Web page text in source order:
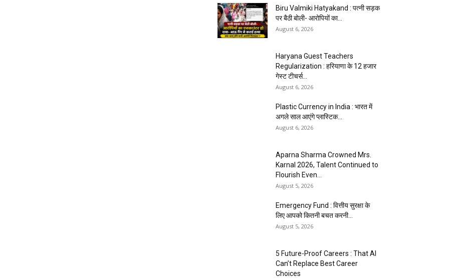
Biru Valmiki Hatyakand : पत्नी सड़क
पर बैठी बोली- आरोपियों का...
August 6, 2026
Haryana Guest Teachers
Regularization : हरियाणा के 12 हजार
गेस्ट टीचर्स...
August 6, 2026
Plastic Currency in India : भारत में
अगले साल आएंगे प्लास्टिक...
August 6, 2026
Aparna Sharma Crowned Mrs.
Karnal 2026, Talent Continued to
Flourish Even...
August 5, 2026
Emergency Fund : वित्तीय सुरक्षा के
लिए आपको कितनी बचत करनी...
August 5, 2026
5 Future-Proof Careers : That AI
Can’t Replace Best Career
Choices